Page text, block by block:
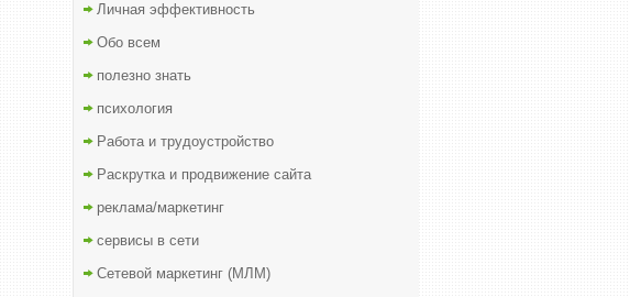
Личная эффективность
Обо всем
полезно знать
психология
Работа и трудоустройство
Раскрутка и продвижение сайта
реклама/маркетинг
сервисы в сети
Сетевой маркетинг (МЛМ)